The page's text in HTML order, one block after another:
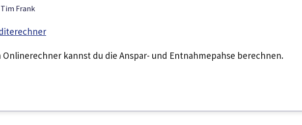
Tim Frank
kannst du die Anspar- und Entnahmepahse berechnen.